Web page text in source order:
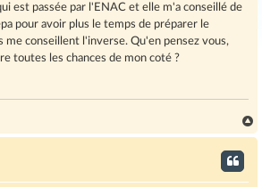
est passée par l'ENAC et elle m'a conseillé de
pour avoir plus le temps de préparer le
me conseillent l'inverse. Qu'en pensez vous,
toutes les chances de mon coté ?
a